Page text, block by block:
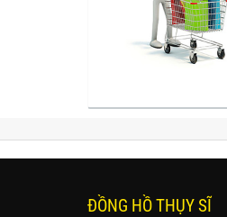
ĐỒNG HỒ THỤY SĨ